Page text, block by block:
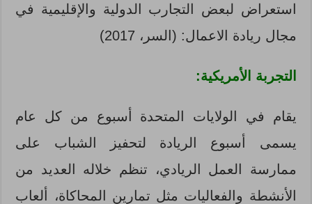
استعراض لبعض التجارب الدولية والإقليمية في
مجال ريادة الاعمال: (السر، 2017)
التجربة الأمريكية:
يقام في الولايات المتحدة أسبوع من كل عام
يسمى أسبوع الريادة لتحفيز الشباب على
ممارسة العمل الريادي، تنظم خلاله العديد من
الأنشطة والفعاليات مثل تمارين المحاكاة، ألعاب